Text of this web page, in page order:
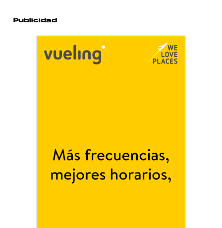
Publicidad